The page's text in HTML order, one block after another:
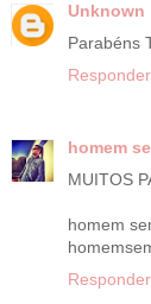
Unknown
Parabéns
Responder
homem
MUITOS
homem
Responder